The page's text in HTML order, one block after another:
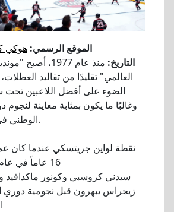
الموقع الرسمي: هوكي
التاريخ:
منذ عام 1977، أصبح
العالمي" تقليدًا من تقاليد
وغالبًا ما يكون بمثابة معاينة
الوطني في المستقبل.
16 عاماً في عام 1978
سيدني كروسبي وكونور ماكدافيد
زيجراس يبهرون قبل نجومية دوري